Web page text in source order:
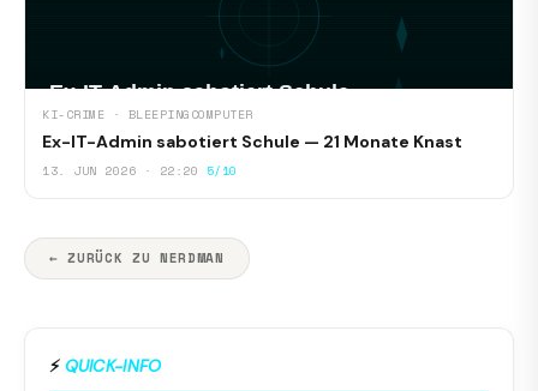
KI-CRIME · BLEEPINGCOMPUTER
Ex-IT-Admin sabotiert Schule — 21 Monate Knast
13. JUN 2026 · 22:20 5/10
← ZURÜCK ZU NERDMAN
⚡ QUICK-INFO